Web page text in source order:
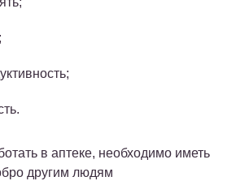
в аптеке, необходимо иметь
другим людям